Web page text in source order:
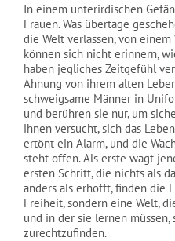
In einem unterirdischen
Frauen. Was übertage
die Welt verlassen, von
können sich nicht erinnern,
haben jegliches Zeitgefühl
Ahnung von ihrem alten
schweigsame Männer in
und berühren sie nur, um
ihnen versucht, sich das
ertönt ein Alarm, und die
steht offen. Als erste wagt
ersten Schritt, die nichts als
anders als erhofft, finden die
Freiheit, sondern eine Welt,
und in der sie lernen müssen,
zurechtzufinden.